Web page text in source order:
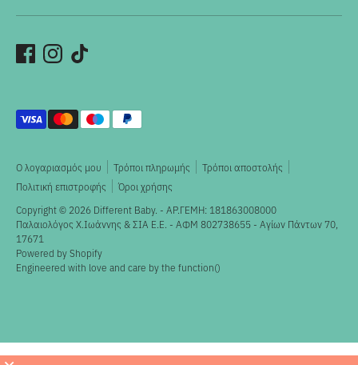
Ο λογαριασμός μου Τρόποι πληρωμής
Τρόποι αποστολής
Πολιτική επιστροφής
Όροι χρήσης
Copyright © 2026 Different Baby. - ΑΡ.ΓΕΜΗ: 181863008000
Παλαιολόγος X.Ιωάννης & ΣΙΑ Ε.Ε. - ΑΦΜ 802738655 - Αγίων Πάντων 70,
17671
Powered by Shopify
Engineered with love and care by the function()
Αποδεκτοί
τρόποι